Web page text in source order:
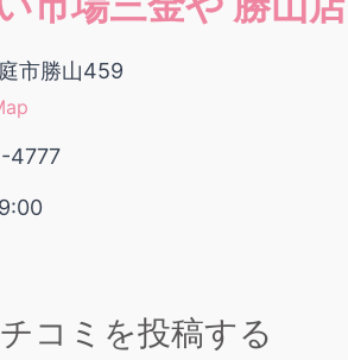
市勝山459
4777
コミを投稿する